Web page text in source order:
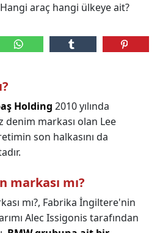
araç hangi ülkeye ait?
Holding 2010 yılında
markası olan Lee
son halkasını da
markası mı?
mı?, Fabrika İngiltere'nin
Alec Issigonis tarafından